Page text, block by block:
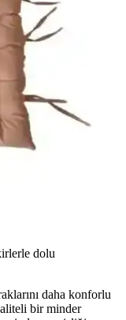
dolu
daha konforlu
bir minder